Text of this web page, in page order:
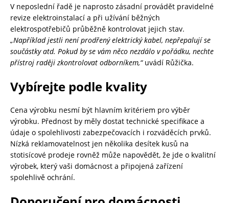
V neposlední řadě je naprosto zásadní provádět pravidelné
revize elektroinstalací a při užívání běžných
elektrospotřebičů průběžně kontrolovat jejich stav.
„Například jestli není prodřený elektrický kabel, nepřepalují se
součástky atd. Pokud by se vám něco nezdálo v pořádku, nechte
přístroj raději zkontrolovat odborníkem,“uvádí Růžička.
Vybírejte podle kvality
Cena výrobku nesmí být hlavním kritériem pro výběr
výrobku. Přednost by měly dostat technické specifikace a
údaje o spolehlivosti zabezpečovacích i rozváděcích prvků.
Nízká reklamovatelnost jen několika desítek kusů na
stotisícové prodeje rovněž může napovědět, že jde o kvalitní
výrobek, který vaši domácnost a připojená zařízení
spolehlivě ochrání.